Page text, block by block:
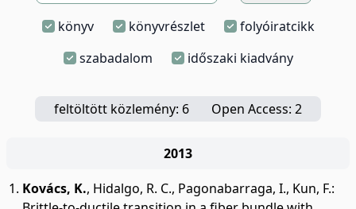
könyv könyvrészlet
folyóiratcikk
szabadalom
időszaki kiadvány
feltöltött közlemény: 6 Open Access: 2
2013
Kovács, K., Hidalgo, R. C., Pagonabarraga, I., Kun, F.: